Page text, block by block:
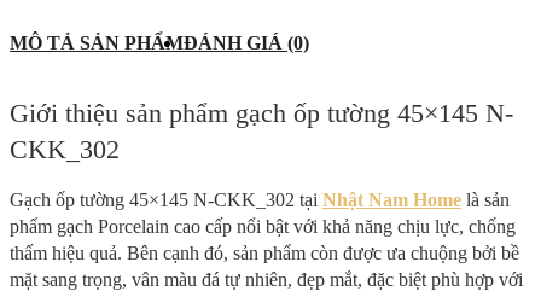
MÔ TẢ SẢN PHẨMĐÁNH GIÁ (0)
Giới thiệu sản phẩm gạch ốp tường 45×145 N-
CKK_302
Gạch ốp tường 45×145 N-CKK_302 tại Nhật Nam Home là sản
phẩm gạch Porcelain cao cấp nổi bật với khả năng chịu lực, chống
thấm hiệu quả. Bên cạnh đó, sản phẩm còn được ưa chuộng bởi bề
mặt sang trọng, vân màu đá tự nhiên, đẹp mắt, đặc biệt phù hợp với